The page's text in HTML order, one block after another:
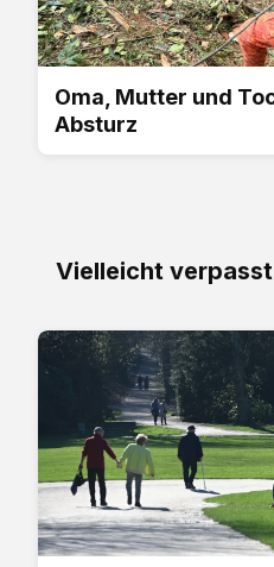
Oma, Mutter und
Absturz
Vielleicht verpasst